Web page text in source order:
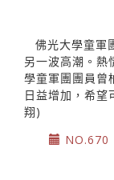
佛光大學童軍
另一波高潮。熱
學童軍團團員曾
日益增加，希
翔)
NO.670